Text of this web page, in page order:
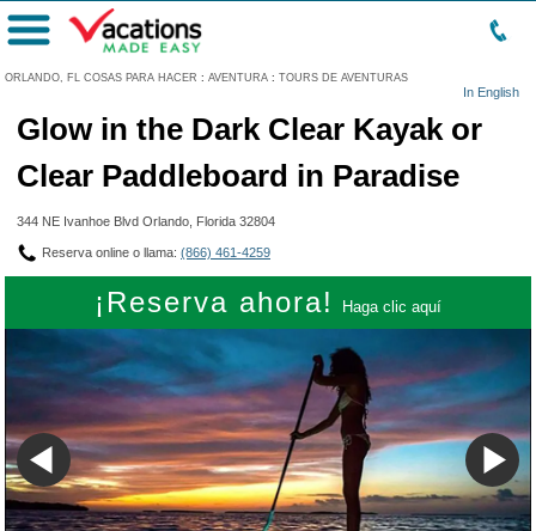
ORLANDO, FL COSAS PARA HACER : AVENTURA : TOURS DE AVENTURAS
In English
Menú
Glow in the Dark Clear Kayak or
Clear Paddleboard in Paradise
344 NE Ivanhoe Blvd Orlando, Florida 32804
Reserva online o llama: (866) 461-4259
¡Reserva ahora! Haga clic aquí